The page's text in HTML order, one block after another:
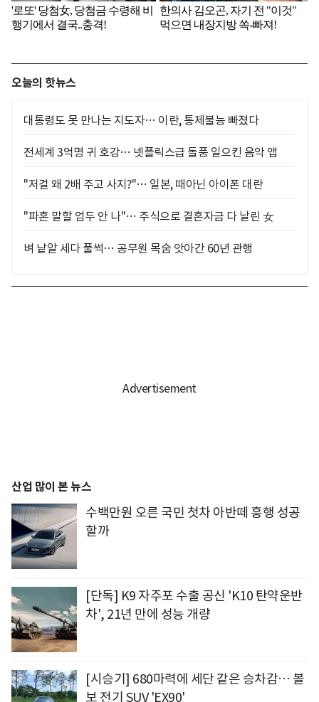
오늘의 핫뉴스
대통령도 못 만나는 지도자… 이란, 통제불능 빠졌다
전세계 3억명 귀 호강… 넷플릭스급 돌풍 일으킨 음악 앱
"저걸 왜 2배 주고 사지?"… 일본, 때아닌 아이폰 대란
"파혼 말할 엄두 안 나"… 주식으로 결혼자금 다 날린 女
벼 낱알 세다 풀썩… 공무원 목숨 앗아간 60년 관행
산업 많이 본 뉴스
수백만원 오른 국민 첫차 아반떼 흥행 성공
할까
[단독] K9 자주포 수출 공신 'K10 탄약운반
차', 21년 만에 성능 개량
[시승기] 680마력에 세단 같은 승차감… 볼
보 전기 SUV 'EX90'